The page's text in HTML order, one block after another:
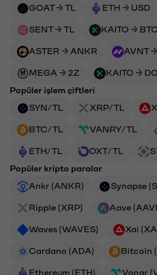
GOAT → TL
ETH → USD
SENT → TL KAITO → BTC
ASTER → ANKR AVNT
MEGA → 2Z
KAITO →
Popüler işlem çiftleri
SYN/TL
XRP/TL
BTC/TL VANRY/TL
ETH/TL OXT/TL
Popüler kripto paralar
Ankr (ANKR)
Synapse
Ripple (XRP) Aave
Waves (WAVES) Xai
Cardano (ADA) Bitcoin
Ethereum (ETH) Vanar